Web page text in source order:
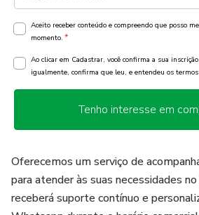
Aceito receber conteúdo e compreendo que posso
momento. *
Ao clicar em Cadastrar, você confirma a sua
igualmente, confirma que leu, e entendeu os termos
Tenho interesse em
Oferecemos um serviço de
para atender às suas necessidades
receberá suporte contínuo e